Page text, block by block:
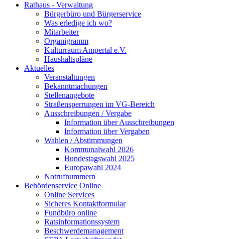
Rathaus - Verwaltung
Bürgerbüro und Bürgerservice
Was erledige ich wo?
Mitarbeiter
Organigramm
Kulturraum Ampertal e.V.
Haushaltspläne
Aktuelles
Veranstaltungen
Bekanntmachungen
Stellenangebote
Straßensperrungen im VG-Bereich
Ausschreibungen / Vergabe
Information über Ausschreibungen
Information über Vergaben
Wahlen / Abstimmungen
Kommunalwahl 2026
Bundestagswahl 2025
Europawahl 2024
Notrufnummern
Behördenservice Online
Online Services
Sicheres Kontaktformular
Fundbüro online
Ratsinformationssystem
Beschwerdemanagement